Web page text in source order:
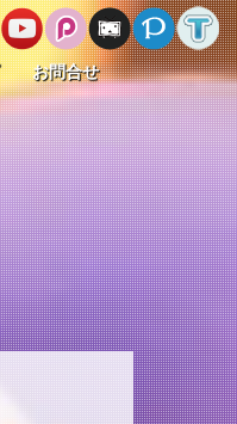
お問合せ